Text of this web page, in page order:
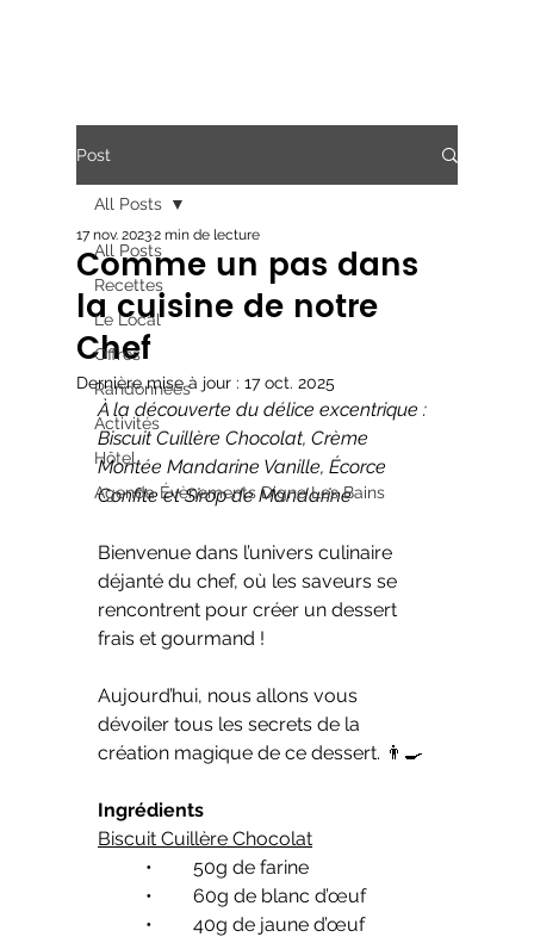
Post
All Posts
Recettes
Le Local
Offres
Randonnées
Activités
Hôtel
Agenda Évènements Digne Les Bains
All Posts
Comme un pas dans
la cuisine de notre
Chef
17 nov. 20232 min de lecture
Dernière mise à jour : 17 oct. 2025
À la découverte du délice excentrique :
Biscuit Cuillère Chocolat, Crème
Montée Mandarine Vanille, Écorce
Confite et Sirop de Mandarine
Bienvenue dans l’univers culinaire
déjanté du chef, où les saveurs se
rencontrent pour créer un dessert
frais et gourmand !
Aujourd’hui, nous allons vous
dévoiler tous les secrets de la
création magique de ce dessert. 👨‍🍳
Ingrédients
Biscuit Cuillère Chocolat
	•	50g de farine
	•	60g de blanc d’œuf
	•	40g de jaune d’œuf